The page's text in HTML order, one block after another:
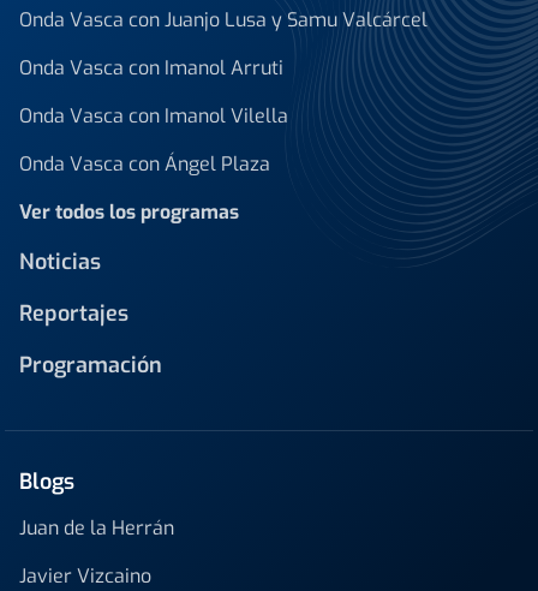
Onda Vasca con Juanjo Lusa y Samu Valcárcel
Onda Vasca con Imanol Arruti
Onda Vasca con Imanol Vilella
Onda Vasca con Ángel Plaza
Ver todos los programas
Noticias
Reportajes
Programación
Blogs
Juan de la Herrán
Javier Vizcaino